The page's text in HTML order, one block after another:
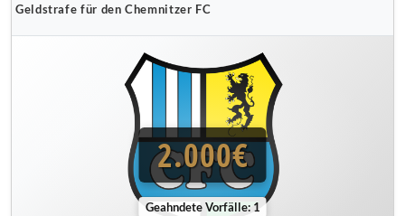
Geldstrafe für den Chemnitzer FC
2.000€
Geahndete Vorfälle: 1